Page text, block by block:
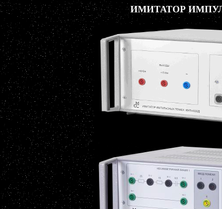
ИМИТАТОР